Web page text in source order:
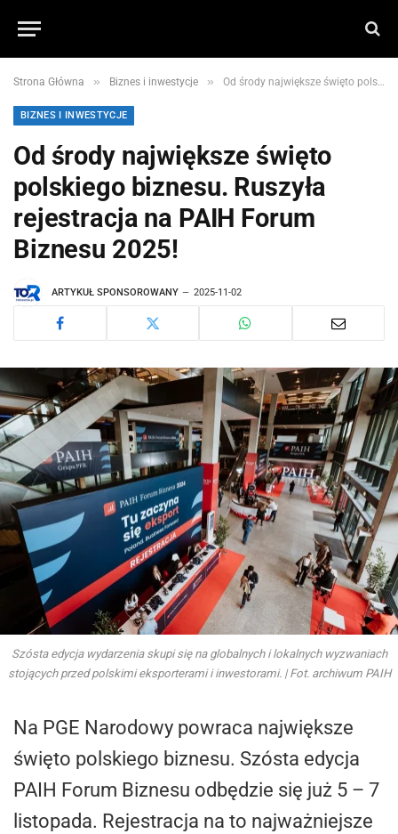
Strona Główna » Biznes i inwestycje » Od środy największe święto polskiego biznesu. Ruszyła rejestracja na PAIH Forum Biznesu 2025!
BIZNES I INWESTYCJE
Od środy największe święto
polskiego biznesu. Ruszyła
rejestracja na PAIH Forum
Biznesu 2025!
ARTYKUŁ SPONSOROWANY 2025-11-02
Szósta edycja wydarzenia skupi się na globalnych i lokalnych wyzwaniach
stojących przed polskimi eksporterami i inwestorami. | Fot. archiwum PAIH
Na PGE Narodowy powraca największe
święto polskiego biznesu. Szósta edycja
PAIH Forum Biznesu odbędzie się już 5 – 7
listopada. Rejestracja na to najważniejsze